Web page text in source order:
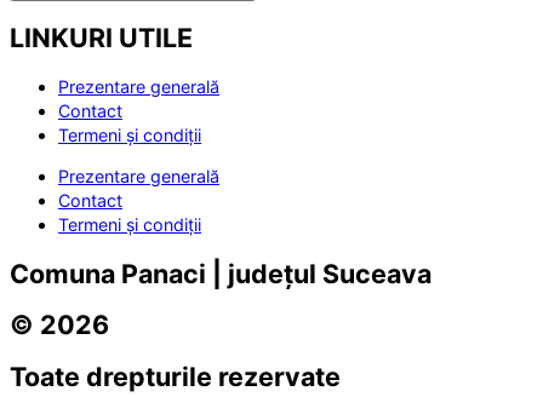
LINKURI UTILE
Prezentare generală
Contact
Termeni și condiții
Prezentare generală
Contact
Termeni și condiții
Comuna Panaci | județul Suceava
© 2026
Toate drepturile rezervate